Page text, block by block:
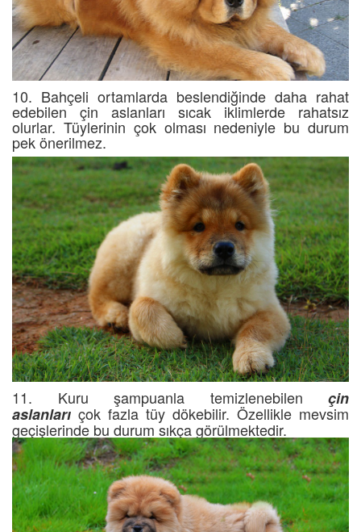
10. Bahçeli ortamlarda beslendiğinde daha rahat
edebilen çin aslanları sıcak iklimlerde rahatsız
olurlar. Tüylerinin çok olması nedeniyle bu durum
pek önerilmez.
11. Kuru şampuanla temizlenebilen çin
aslanları çok fazla tüy dökebilir. Özellikle mevsim
geçişlerinde bu durum sıkça görülmektedir.